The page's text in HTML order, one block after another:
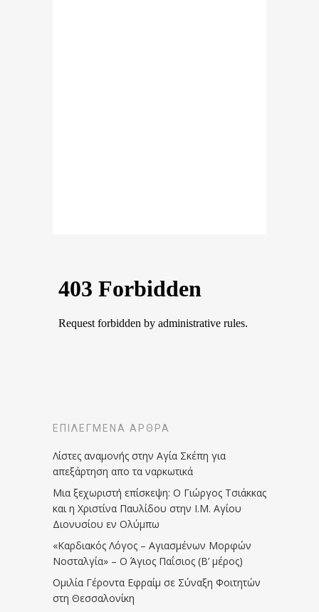
ΕΠΙΛΕΓΜΈΝΑ ΆΡΘΡΑ
Λίστες αναμονής στην Αγία Σκέπη για
απεξάρτηση απο τα ναρκωτικά
Μια ξεχωριστή επίσκεψη: Ο Γιώργος Τσιάκκας
και η Χριστίνα Παυλίδου στην Ι.Μ. Αγίου
Διονυσίου εν Ολύμπω
«Καρδιακός Λόγος – Αγιασμένων Μορφών
Νοσταλγία» – Ο Άγιος Παΐσιος (Β’ μέρος)
Ομιλία Γέροντα Εφραίμ σε Σύναξη Φοιτητών
στη Θεσσαλονίκη